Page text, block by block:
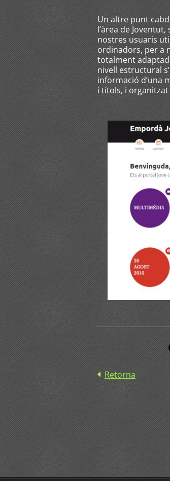
Un altre punt
l’àrea de
nostres usuaris
ordinadors, per a
totalment
nivell estructural
informació d’una
i títols, i
Retorna